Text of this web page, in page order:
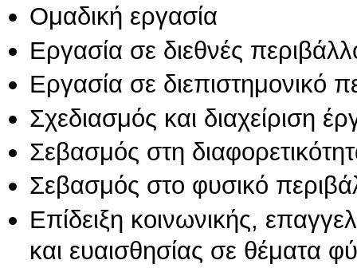
Ομαδική εργασία
Εργασία σε διεθνές
Εργασία σε διεπιστημονικό
Σχεδιασμός και διαχείριση
Σεβασμός στη
Σεβασμός στο φυσικό
Επίδειξη κοινωνικής,
και ευαισθησίας σε θέματα